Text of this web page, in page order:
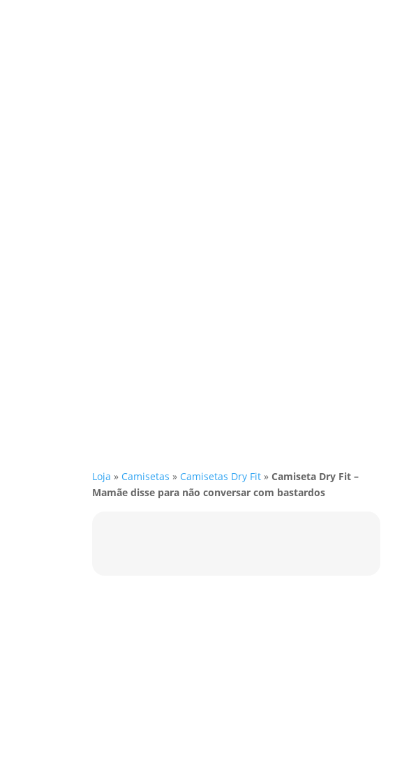
Loja » Camisetas » Camisetas Dry Fit » Camiseta Dry Fit –
Mamãe disse para não conversar com bastardos